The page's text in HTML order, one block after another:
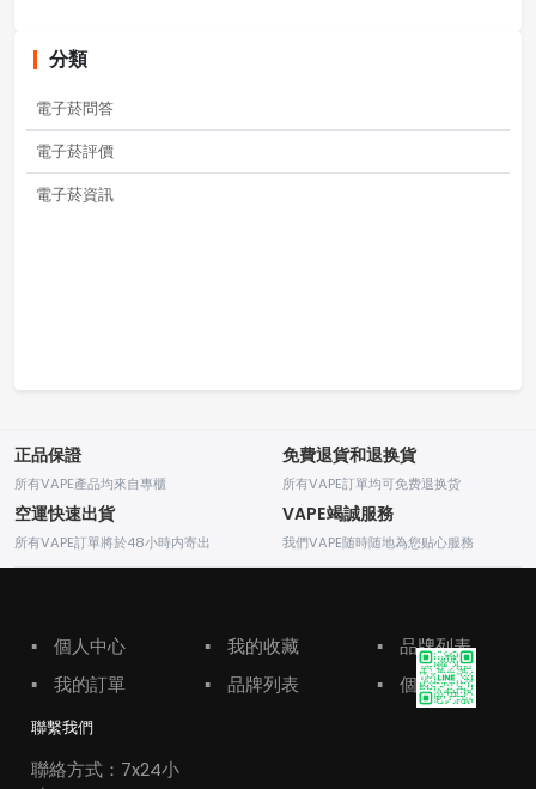
分類
電子菸問答
電子菸評價
電子菸資訊
正品保證
所有VAPE產品均來自專櫃
免費退貨和退换貨
所有VAPE訂單均可免费退换货
空運快速出貨
所有VAPE訂單將於48小時内寄出
VAPE竭誠服務
我們VAPE随時随地為您贴心服務
▪
個人中心
▪
我的訂單
▪
我的收藏
▪
品牌列表
▪
品牌列表
▪
個人中心
聯繫我們
聯絡方式：7x24小